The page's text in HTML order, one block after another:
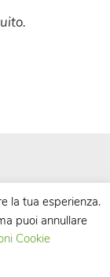
la tua esperienza.
puoi annullare
Cookie